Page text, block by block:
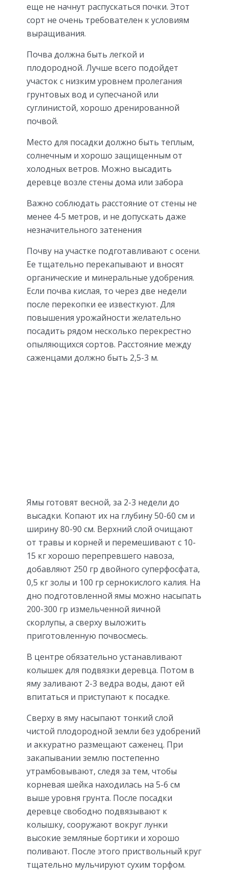
еще не начнут распускаться почки. Этот
сорт не очень требователен к условиям
выращивания.
Почва должна быть легкой и
плодородной. Лучше всего подойдет
участок с низким уровнем пролегания
грунтовых вод и супесчаной или
суглинистой, хорошо дренированной
почвой.
Место для посадки должно быть теплым,
солнечным и хорошо защищенным от
холодных ветров. Можно высадить
деревце возле стены дома или забора
Важно соблюдать расстояние от стены не
менее 4-5 метров, и не допускать даже
незначительного затенения
Почву на участке подготавливают с осени.
Ее тщательно перекапывают и вносят
органические и минеральные удобрения.
Если почва кислая, то через две недели
после перекопки ее известкуют. Для
повышения урожайности желательно
посадить рядом несколько перекрестно
опыляющихся сортов. Расстояние между
саженцами должно быть 2,5-3 м.
Ямы готовят весной, за 2-3 недели до
высадки. Копают их на глубину 50-60 см и
ширину 80-90 см. Верхний слой очищают
от травы и корней и перемешивают с 10-
15 кг хорошо перепревшего навоза,
добавляют 250 гр двойного суперфосфата,
0,5 кг золы и 100 гр сернокислого калия. На
дно подготовленной ямы можно насыпать
200-300 гр измельченной яичной
скорлупы, а сверху выложить
приготовленную почвосмесь.
В центре обязательно устанавливают
колышек для подвязки деревца. Потом в
яму заливают 2-3 ведра воды, дают ей
впитаться и приступают к посадке.
Сверху в яму насыпают тонкий слой
чистой плодородной земли без удобрений
и аккуратно размещают саженец. При
закапывании землю постепенно
утрамбовывают, следя за тем, чтобы
корневая шейка находилась на 5-6 см
выше уровня грунта. После посадки
деревце свободно подвязывают к
колышку, сооружают вокруг лунки
высокие земляные бортики и хорошо
поливают. После этого приствольный круг
тщательно мульчируют сухим торфом.